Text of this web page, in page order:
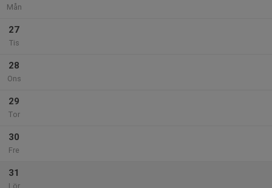
Mån
27
Tis
28
Ons
29
Tor
30
Fre
31
Lör